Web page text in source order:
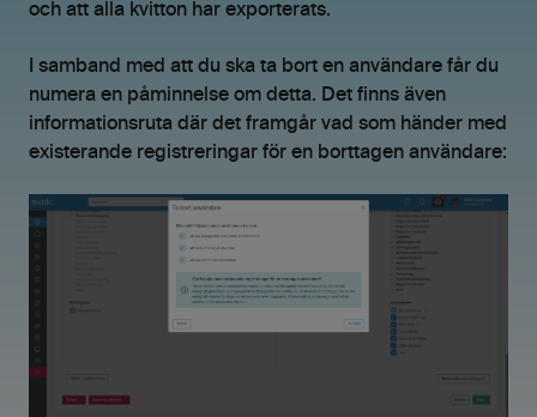
och att alla kvitton har exporterats.
I samband med att du ska ta bort en användare får du
numera en påminnelse om detta. Det finns även
informationsruta där det framgår vad som händer med
existerande registreringar för en borttagen användare: